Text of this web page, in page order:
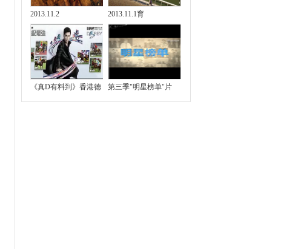
2013.11.2 2013.11.1育
《真D有料到》香港德 第三季"明星榜单"片